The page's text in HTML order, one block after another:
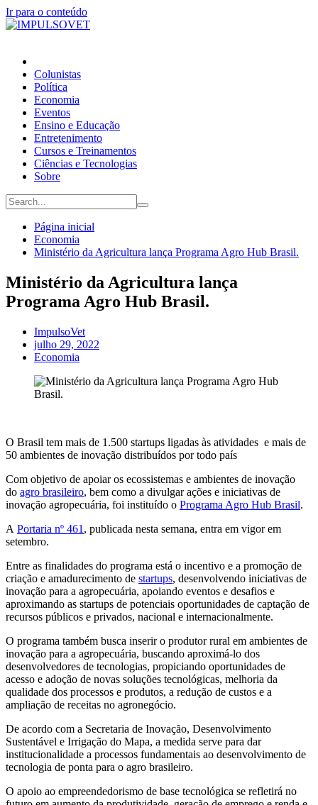
Ir para o conteúdo
Colunistas
Política
Economia
Eventos
Ensino e Educação
Entretenimento
Cursos e Treinamentos
Ciências e Tecnologias
Sobre
Página inicial
Economia
Ministério da Agricultura lança Programa Agro Hub Brasil.
Ministério da Agricultura lança
Programa Agro Hub Brasil.
ImpulsoVet
julho 29, 2022
Economia
O Brasil tem mais de 1.500 startups ligadas às atividades e mais de
50 ambientes de inovação distribuídos por todo país
Com objetivo de apoiar os ecossistemas e ambientes de inovação
do agro brasileiro, bem como a divulgar ações e iniciativas de
inovação agropecuária, foi instituído o Programa Agro Hub Brasil.
A Portaria nº 461 , publicada nesta semana, entra em vigor em
setembro.
Entre as finalidades do programa está o incentivo e a promoção de
criação e amadurecimento de startups, desenvolvendo iniciativas de
inovação para a agropecuária, apoiando eventos e desafios e
aproximando as startups de potenciais oportunidades de captação de
recursos públicos e privados, nacional e internacionalmente.
O programa também busca inserir o produtor rural em ambientes de
inovação para a agropecuária, buscando aproximá-lo dos
desenvolvedores de tecnologias, propiciando oportunidades de
acesso e adoção de novas soluções tecnológicas, melhoria da
qualidade dos processos e produtos, a redução de custos e a
ampliação de receitas no agronegócio.
De acordo com a Secretaria de Inovação, Desenvolvimento
Sustentável e Irrigação do Mapa, a medida serve para dar
institucionalidade a processos fundamentais ao desenvolvimento de
tecnologia de ponta para o agro brasileiro.
O apoio ao empreendedorismo de base tecnológica se refletirá no